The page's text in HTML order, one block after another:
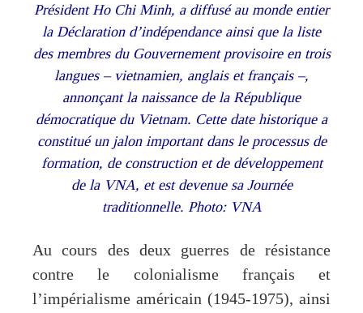
Président Ho Chi Minh, a diffusé au monde entier
la Déclaration d’indépendance ainsi que la liste
des membres du Gouvernement provisoire en trois
langues – vietnamien, anglais et français –,
annonçant la naissance de la République
démocratique du Vietnam. Cette date historique a
constitué un jalon important dans le processus de
formation, de construction et de développement
de la VNA, et est devenue sa Journée
traditionnelle. Photo: VNA
Au cours des deux guerres de résistance
contre le colonialisme français et
l’impérialisme américain (1945-1975), ainsi